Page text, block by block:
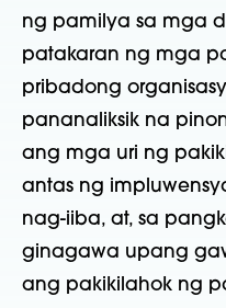
ng pamilya sa mga
patakaran ng mga
pribadong
pananaliksik na
ang mga uri ng
antas ng
nag-iiba, at, sa
ginagawa upang
ang pakikilahok ng